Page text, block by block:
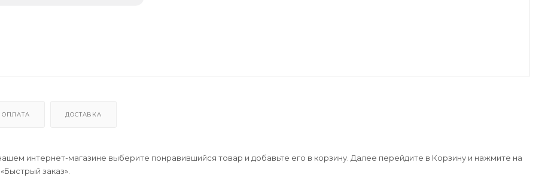
ОПЛАТА ДОСТАВКА
интернет-магазине выберите понравившийся товар и добавьте его в корзину. Далее перейдите в Корзину и нажмите на
заказ».